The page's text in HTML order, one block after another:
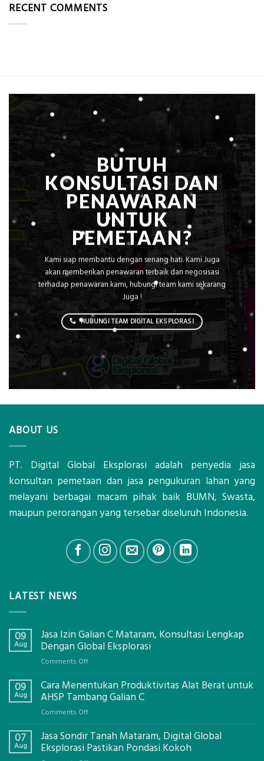
Kerja,
Bowplank
Hasil
RECENT COMMENTS
BUTUH
KONSULTASI DAN
PENAWARAN
UNTUK
PEMETAAN?
Kami siap membantu dengan senang hati. Kami Juga
akan memberikan penawaran terbaik dan negosisasi
terhadap penawaran kami, hubungi team kami sekarang
Juga !
HUBUNGI TEAM DIGITAL EKSPLORASI
ABOUT US
PT. Digital Global Eksplorasi adalah penyedia jasa
konsultan pemetaan dan jasa pengukuran lahan yang
melayani berbagai macam pihak baik BUMN, Swasta,
maupun perorangan yang tersebar diseluruh Indonesia.
LATEST NEWS
09
Aug
Jasa Izin Galian C Mataram, Konsultasi Lengkap
Dengan Global Eksplorasi
Comments Offon
Izin
Galian
Lengkap
Dengan
09
Aug
Cara Menentukan Produktivitas Alat Berat untuk
AHSP Tambang Galian C
Comments Offon
Menentukan
Produktivitas
07
Aug
Jasa Sondir Tanah Mataram, Digital Global
Eksplorasi Pastikan Pondasi Kokoh